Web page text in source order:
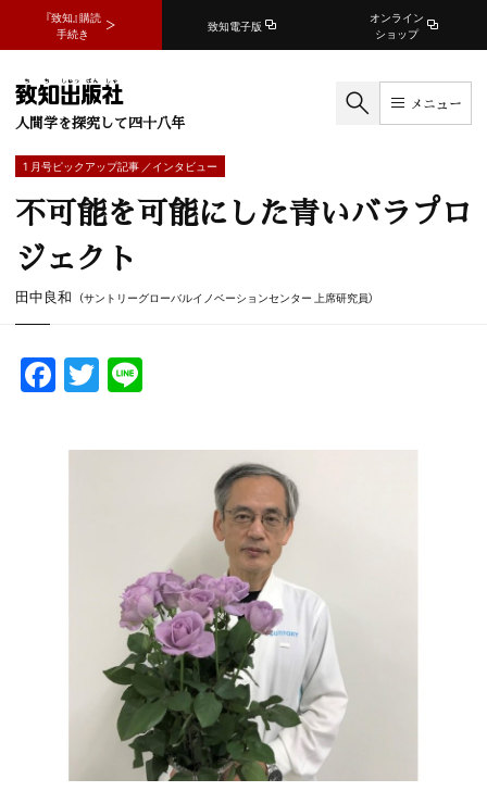
『致知』購読
手続き
致知電子版
オンライン
ショップ
人間学を探究して四十八年
メニュー
1 月号ピックアップ記事 ／インタビュー
不可能を可能にした青いバラプロ
ジェクト
田中良和 （サントリーグローバルイノベーションセンター 上席研究員）
F
a
c
T
w
itte